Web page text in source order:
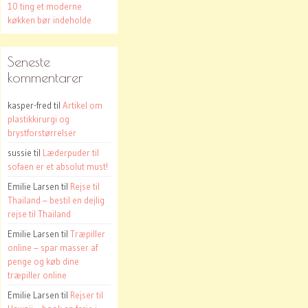
10 ting et moderne
køkken bør indeholde
Seneste
kommentarer
kasper-fred til Artikel om
plastikkirurgi og
brystforstørrelser
sussie til Læderpuder til
sofaen er et absolut must!
Emilie Larsen til Rejse til
Thailand – bestil en dejlig
rejse til Thailand
Emilie Larsen til Træpiller
online – spar masser af
penge og køb dine
træpiller online
Emilie Larsen til Rejser til